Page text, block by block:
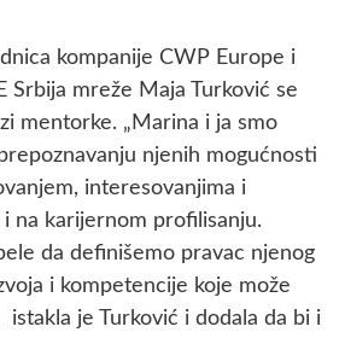
kompanije CWP Europe i
Srbija mreže Maja Turković se
mentorke. „Marina i ja smo
njenih mogućnosti
interesovanjima i
na karijernom profilisanju.
da definišemo pravac njenog
i kompetencije koje može
istakla je Turković i dodala da bi i